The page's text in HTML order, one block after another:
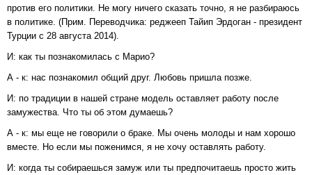
против его политики. Не могу ничего сказать точно, я не разбираюсь
в политике. (Прим. Переводчика: реджееп Тайип Эрдоган - президент
Турции с 28 августа 2014).
И: как ты познакомилась с Марио?
А - к: нас познакомил общий друг. Любовь пришла позже.
И: по традиции в нашей стране модель оставляет работу после
замужества. Что ты об этом думаешь?
А - к: мы еще не говорили о браке. Мы очень молоды и нам хорошо
вместе. Но если мы поженимся, я не хочу оставлять работу.
И: когда ты собираешься замуж или ты предпочитаешь просто жить